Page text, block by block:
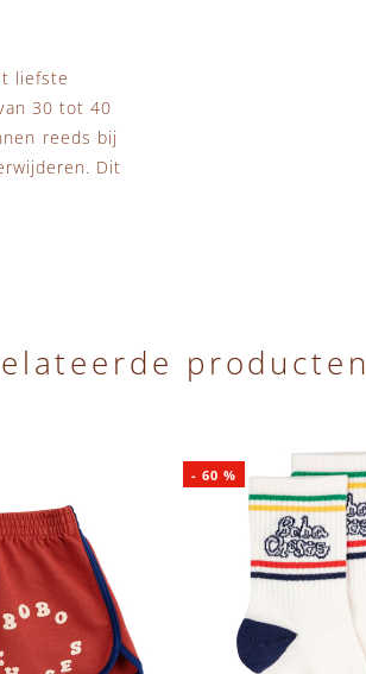
liefste
30 tot 40
reeds bij
Dit
producten
-60 %